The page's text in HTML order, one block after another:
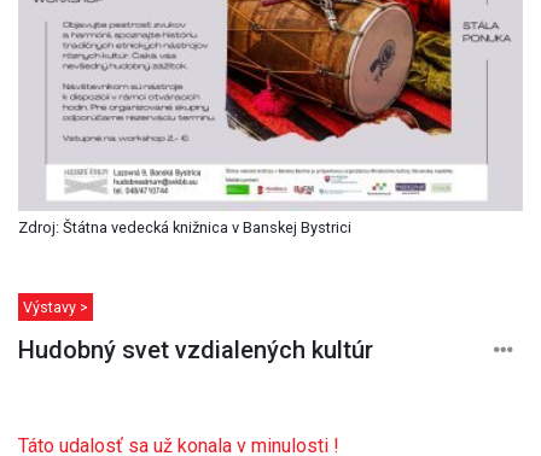
Zdroj: Štátna vedecká knižnica v Banskej Bystrici
Výstavy >
Hudobný svet vzdialených kultúr
Táto udalosť sa už konala v minulosti !